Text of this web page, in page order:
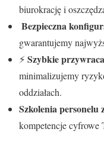
biurokrację i
Bezpieczna
gwarantujemy
⚡Szybkie
minimalizujemy
oddziałach.
Szkolenia
kompetencje cyfrowe